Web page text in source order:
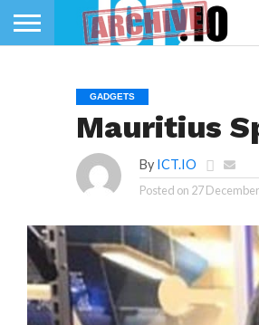
GADGETS
Mauritius
By ICT.IO
Posted on 27